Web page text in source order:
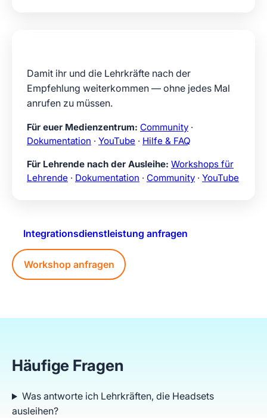
Damit ihr und die Lehrkräfte nach der
Empfehlung weiterkommen — ohne jedes Mal
anrufen zu müssen.
Für euer Medienzentrum: Community ·
Dokumentation · YouTube · Hilfe & FAQ
Für Lehrende nach der Ausleihe: Workshops für
Lehrende · Dokumentation · Community · YouTube
Integrationsdienstleistung anfragen
Workshop anfragen
Häufige Fragen
Was antworte ich Lehrkräften, die Headsets
ausleihen?